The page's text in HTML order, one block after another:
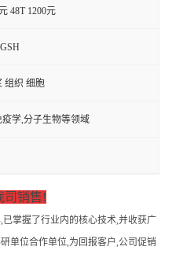
48T 1200元
组织 细胞
疫学,分子生物等领域
司销售!
掌握了行业内的核心技术,并收获广
单位合作单位,为回报客户,公司促销